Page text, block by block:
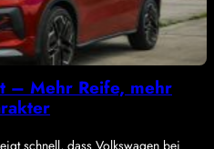
– Mehr Reife, mehr